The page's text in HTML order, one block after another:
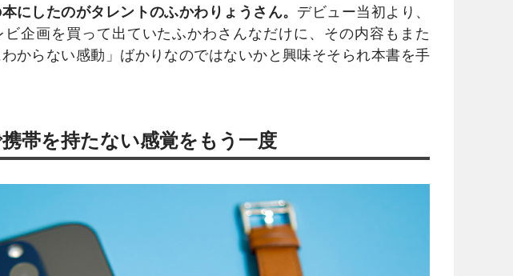
にしたのがタレントのふかわりょうさん。 デビュー当初より、
企画を買って出ていたふかわさんなだけに、その内容もまた
わからない感動」ばかりなのではないかと興味そそられ本書を手
帯を持たない感覚をもう一度